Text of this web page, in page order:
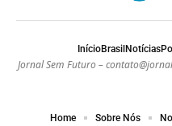
InícioBrasilNotícias
Jornal Sem Futuro –
Home Sobre Nós